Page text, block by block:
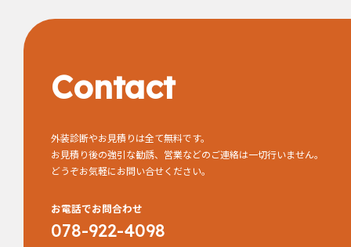
Contact
外装診断やお見積りは全て無料です。
お見積り後の強引な勧誘、営業などのご連絡は一切行いません。
どうぞお気軽にお問い合せください。
お電話でお問合わせ
078-922-4098